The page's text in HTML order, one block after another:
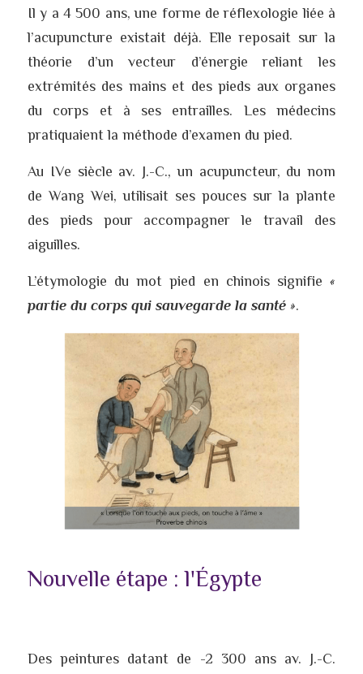
Il y a 4 500 ans, une forme de réflexologie liée à
l’acupuncture existait déjà. Elle reposait sur la
théorie d’un vecteur d’énergie reliant les
extrémités des mains et des pieds aux organes
du corps et à ses entrailles. Les médecins
pratiquaient la méthode d’examen du pied.
Au IVe siècle av. J.-C., un acupuncteur, du nom
de Wang Wei, utilisait ses pouces sur la plante
des pieds pour accompagner le travail des
aiguilles.
L’étymologie du mot pied en chinois signifie
partie du corps qui sauvegarde la santé ».
Nouvelle étape : l'Égypte
Des peintures datant de -2 300 ans av. J.-C.